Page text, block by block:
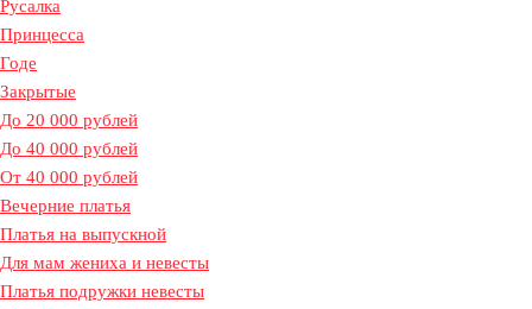
Русалка
Принцесса
Годе
Закрытые
До 20 000 рублей
До 40 000 рублей
От 40 000 рублей
Вечерние платья
Платья на выпускной
Для мам жениха и невесты
Платья подружки невесты